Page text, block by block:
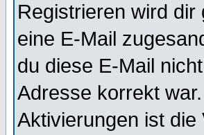
Registrieren wird
eine E-Mail
du diese E-Mail
Adresse korrekt
Aktivierungen ist